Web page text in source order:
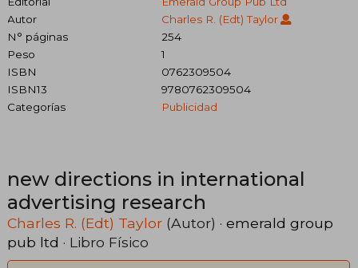
Autor
Charles R. (edt) Taylor
N° páginas
254
Peso
1
ISBN
0762309504
ISBN13
9780762309504
Categorías
Publicidad
new directions in international
advertising research
Charles R. (Edt) Taylor (Autor) · emerald group
pub ltd · Libro Físico